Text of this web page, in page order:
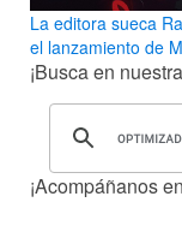
La editora sueca
el lanzamiento de
¡Busca en
¡Acompáñanos